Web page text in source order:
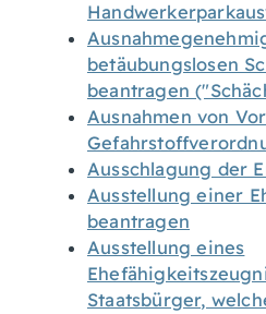
betäubungslosen
beantragen
Ausnahmen von
Ausschlagung der
Ausstellung einer
beantragen
Ausstellung eines
Staatsbürger,